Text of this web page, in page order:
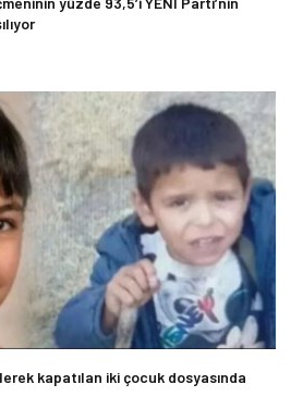
kapatılan iki çocuk dosyasında